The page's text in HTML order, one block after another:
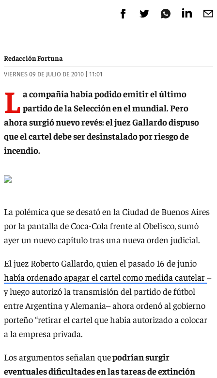
Redacción Fortuna
VIERNES 09 DE JULIO DE 2010 | 11:01
L a compañía había podido emitir el último
partido de la Selección en el mundial. Pero
ahora surgió nuevo revés: el juez Gallardo dispuso
que el cartel debe ser desinstalado por riesgo de
incendio.
La polémica que se desató en la Ciudad de Buenos Aires
por la pantalla de Coca-Cola frente al Obelisco, sumó
ayer un nuevo capítulo tras una nueva orden judicial.
El juez Roberto Gallardo, quien el pasado 16 de junio
había ordenado apagar el cartel como medida cautelar–
y luego autorizó la transmisión del partido de fútbol
entre Argentina y Alemania– ahora ordenó al gobierno
porteño “retirar el cartel que había autorizado a colocar
a la empresa privada.
Los argumentos señalan quepodrían surgir
eventuales dificultades en las tareas de extinción